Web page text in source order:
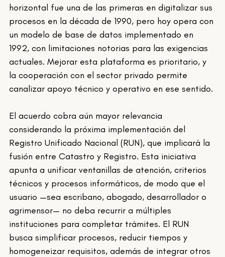
horizontal fue una de las primeras en digitalizar sus
procesos en la década de 1990, pero hoy opera con
un modelo de base de datos implementado en
1992, con limitaciones notorias para las exigencias
actuales. Mejorar esta plataforma es prioritario, y
la cooperación con el sector privado permite
canalizar apoyo técnico y operativo en ese sentido.
El acuerdo cobra aún mayor relevancia
considerando la próxima implementación del
Registro Unificado Nacional (RUN), que implicará la
fusión entre Catastro y Registro. Esta iniciativa
apunta a unificar ventanillas de atención, criterios
técnicos y procesos informáticos, de modo que el
usuario —sea escribano, abogado, desarrollador o
agrimensor— no deba recurrir a múltiples
instituciones para completar trámites. El RUN
busca simplificar procesos, reducir tiempos y
homogeneizar requisitos, además de integrar otros